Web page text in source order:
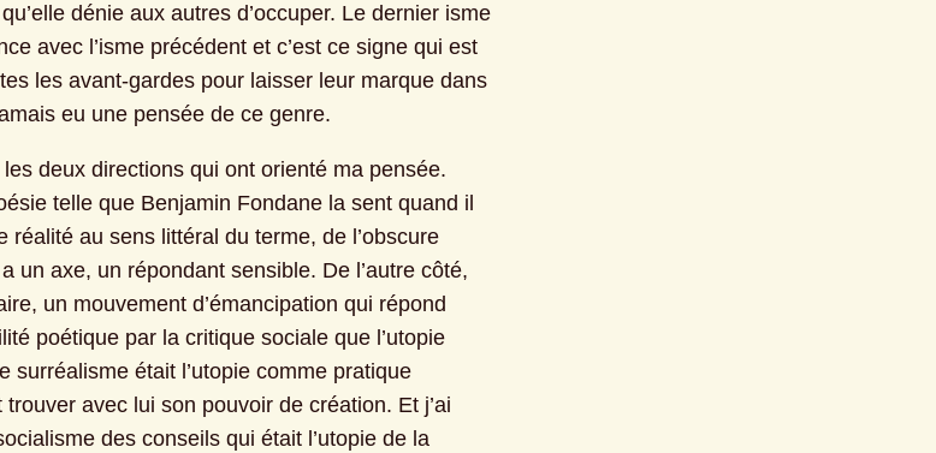
dénie aux autres d’occuper. Le dernier isme
avec l’isme précédent et c’est ce signe qui est
les avant-gardes pour laisser leur marque dans
eu une pensée de ce genre.
deux directions qui ont orienté ma pensée.
telle que Benjamin Fondane la sent quand il
réalité au sens littéral du terme, de l’obscure
un axe, un répondant sensible. De l’autre côté,
un mouvement d’émancipation qui répond
poétique par la critique sociale que l’utopie
surréalisme était l’utopie comme pratique
avec lui son pouvoir de création. Et j’ai
des conseils qui était l’utopie de la